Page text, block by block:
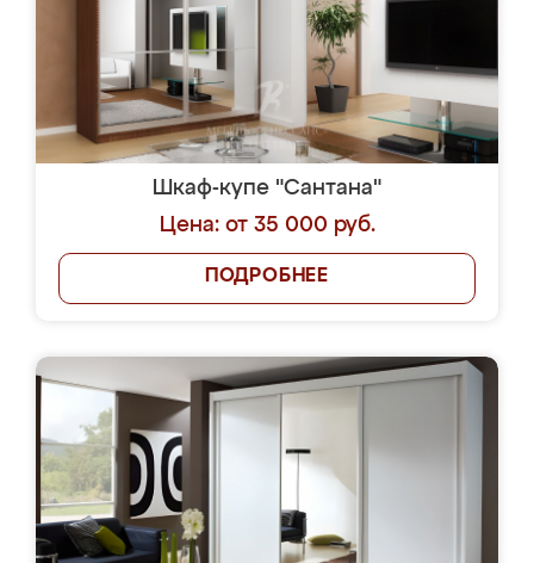
Шкаф-купе "Сантана"
Цена: от 35 000 руб.
ПОДРОБНЕЕ